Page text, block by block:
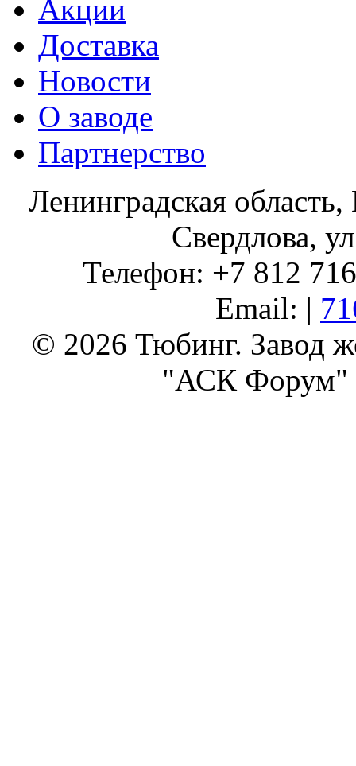
Акции
Доставка
Новости
О заводе
Партнерство
Ленинградская
Свердлова,
Телефон: +7 812
Email: |
© 2026 Тюбинг. Завод
"АСК Форум"